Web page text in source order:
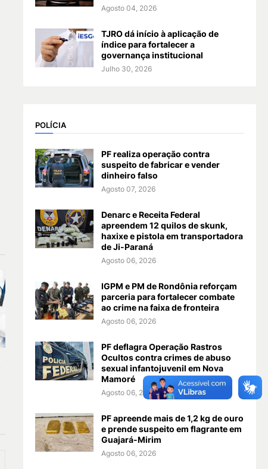
Agosto 04, 2026
TJRO dá início à aplicação de
índice para fortalecer a
governança institucional
Julho 30, 2026
POLÍCIA
PF realiza operação contra
suspeito de fabricar e vender
dinheiro falso
Agosto 07, 2026
Denarc e Receita Federal
apreendem 12 quilos de skunk,
haxixe e pistola em transportadora
de Ji-Paraná
Agosto 06, 2026
IGPM e PM de Rondônia reforçam
parceria para fortalecer combate
ao crime na faixa de fronteira
Agosto 06, 2026
PF deflagra Operação Rastros
Ocultos contra crimes de abuso
sexual infantojuvenil em Nova
Mamoré
Agosto 06, 2026
PF apreende mais de 1,2 kg de ouro
e prende suspeito em flagrante em
Guajará-Mirim
Agosto 06, 2026